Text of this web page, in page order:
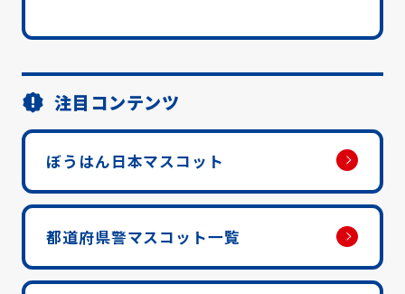
注目コンテンツ
ぼうはん日本マスコット
都道府県警マスコット一覧